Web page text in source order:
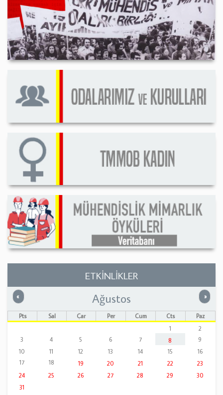
ETKİNLİKLER
« Önceki »
Ağustos
Pts Sal Çar Per Cum Cts
Paz
1
2
3
4 5 6 7 8
9
10
11 12 13 14 15
16
17
18 19 20 21 22
23
24
25 26 27 28 29
30
31